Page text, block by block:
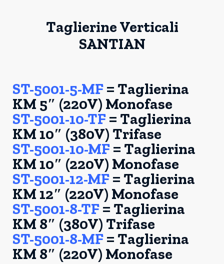
Taglierine Verticali
SANTIAN
ST-5001-5-MF= Taglierina
KM 5″ (220V) Monofase
ST-5001-10-TF= Taglierina
KM 10″ (380V) Trifase
ST-5001-10-MF= Taglierina
KM 10″ (220V) Monofase
ST-5001-12-MF= Taglierina
KM 12″ (220V) Monofase
ST-5001-8-TF= Taglierina
KM 8″ (380V) Trifase
ST-5001-8-MF= Taglierina
KM 8″ (220V) Monofase